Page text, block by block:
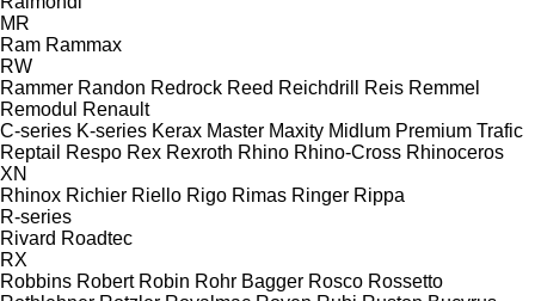
MR
Ram Rammax
RW
Rammer Randon Redrock Reed Reichdrill Reis Remmel
Remodul
Renault
C-series K-series Kerax Master Maxity Midlum Premium Trafic
Reptail
Respo Rex Rexroth Rhino Rhino-Cross Rhinoceros
XN
Rhinox Richier Riello Rigo Rimas Ringer Rippa
R-series
Rivard Roadtec
RX
Robbins Robert Robin Rohr Bagger Rosco Rossetto